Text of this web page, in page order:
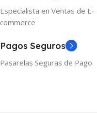
Especialista en Ventas de E-
commerce
Pagos Seguros
Pasarelas Seguras de Pago